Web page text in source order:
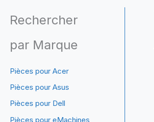
Rechercher
par Marque
Pièces pour Acer
Pièces pour Asus
Pièces pour Dell
Pièces pour eMachines